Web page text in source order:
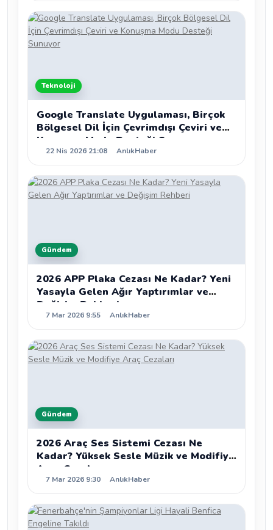
Teknoloji
Google Translate Uygulaması, Birçok
Bölgesel Dil İçin Çevrimdışı Çeviri ve
Konuşma Modu Desteği Sunuyor
22 Nis 2026 21:08 AnlıkHaber
Gündem
2026 APP Plaka Cezası Ne Kadar? Yeni
Yasayla Gelen Ağır Yaptırımlar ve
Değişim Rehberi
7 Mar 2026 9:55 AnlıkHaber
Gündem
2026 Araç Ses Sistemi Cezası Ne
Kadar? Yüksek Sesle Müzik ve Modifiye
Araç Cezaları
7 Mar 2026 9:30 AnlıkHaber